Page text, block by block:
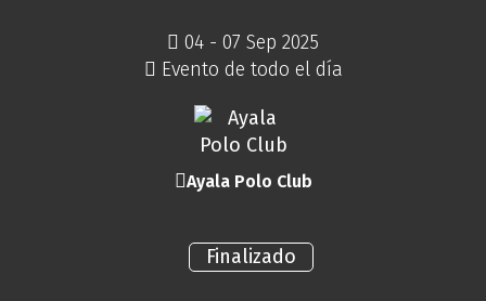
04 - 07 Sep 2025
Finalizado
Evento de todo el día
Ayala Polo Club